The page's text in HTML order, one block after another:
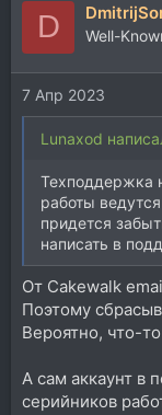
D Well-
7 Апр 2023
Lunaxod
Техподдержка
работы
придется
написать в
От Сakewalk
Поэтому
Вероятно, что-
А сам аккаунт в
серийников